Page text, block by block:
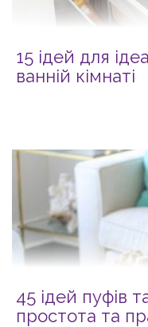
15 ідей для
ванній кімнаті
45 ідей пуфів
простота та